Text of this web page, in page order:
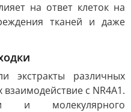
на ответ клеток на
тканей и даже
экстракты различных
с NR4A1.
и молекулярного